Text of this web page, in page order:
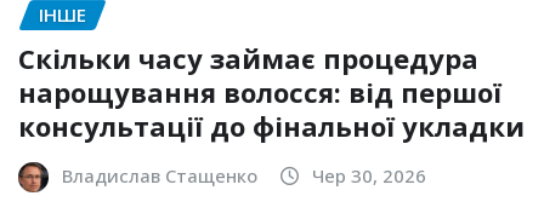
ІНШЕ
Скільки часу займає процедура
нарощування волосся: від першої
консультації до фінальної укладки
Владислав Стащенко Чер 30, 2026